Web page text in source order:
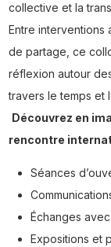
collective et la
Entre interventions
de partage, ce
réflexion autour
travers le temps et
Découvrez en
rencontre
Séances
Échanges
Expositions et